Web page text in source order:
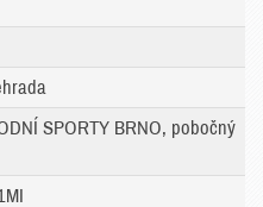
SPORTY BRNO, pobočný